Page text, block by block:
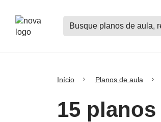
Buscar
planos
cursos
Início Planos de aula
15